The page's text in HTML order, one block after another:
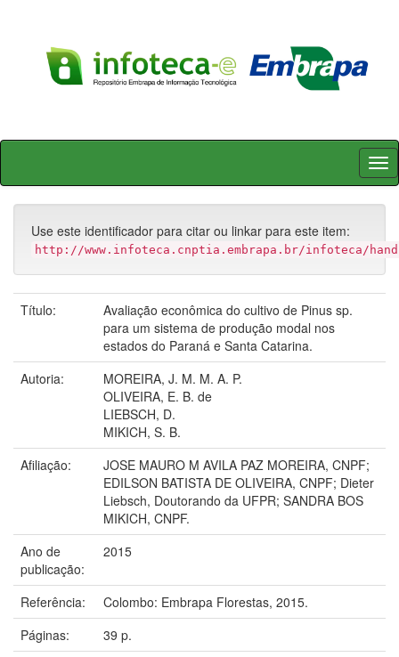
Skip
Use este identificador para citar ou linkar para este item:
http://www.infoteca.cnptia.embrapa.br/infoteca/
Título:
Avaliação econômica do cultivo de Pinus sp.
para um sistema de produção modal nos
estados do Paraná e Santa Catarina.
Autoria:
MOREIRA, J. M. M. A. P.
OLIVEIRA, E. B. de
LIEBSCH, D.
MIKICH, S. B.
Afiliação:
JOSE MAURO M AVILA PAZ MOREIRA, CNPF;
EDILSON BATISTA DE OLIVEIRA, CNPF; Dieter
Liebsch, Doutorando da UFPR; SANDRA BOS
MIKICH, CNPF.
Ano de
publicação:
2015
Referência:
Colombo: Embrapa Florestas, 2015.
Páginas:
39 p.